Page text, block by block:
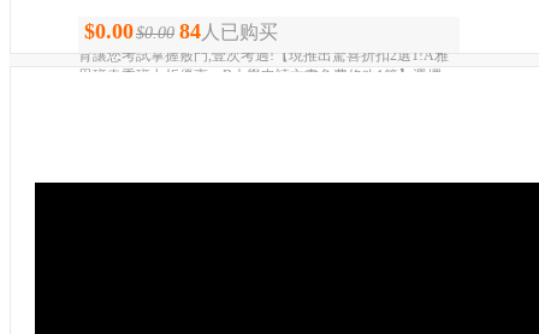
可能是溫哥華最專業的語言機構! ONE OF A KIND個性化教
育讓您考試掌握竅門,壹次考過!【現推出驚喜折扣2選1!A雅
思班春季班七折優惠；B大學申請文書免費修改1篇】選擇
$0.00$0.00 84 人已购买